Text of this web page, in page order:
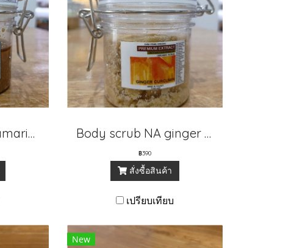
Body scrub NA tamarind honey Body scrub NA ginger curcurin
฿390
สั่งซื้อสินค้า
เปรียบเทียบ
New